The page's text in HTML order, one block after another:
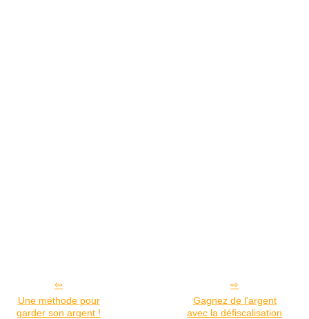
Une méthode pour
garder son argent !
Gagnez de l'argent
avec la défiscalisation